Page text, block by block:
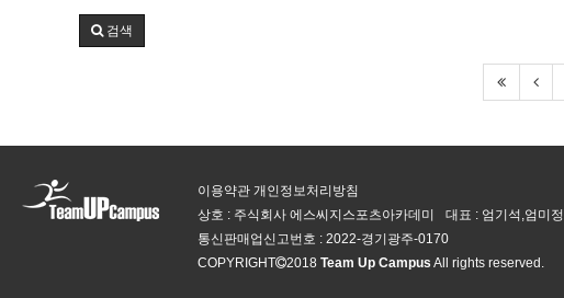
검색
이용약관 개인정보처리방침
상호 : 주식회사 에스씨지스포츠아카데미
대표 : 엄기석,엄미정
통신판매업신고번호 : 2022-경기광주-0170
COPYRIGHT
2018 Team Up Campus All rights reserved.